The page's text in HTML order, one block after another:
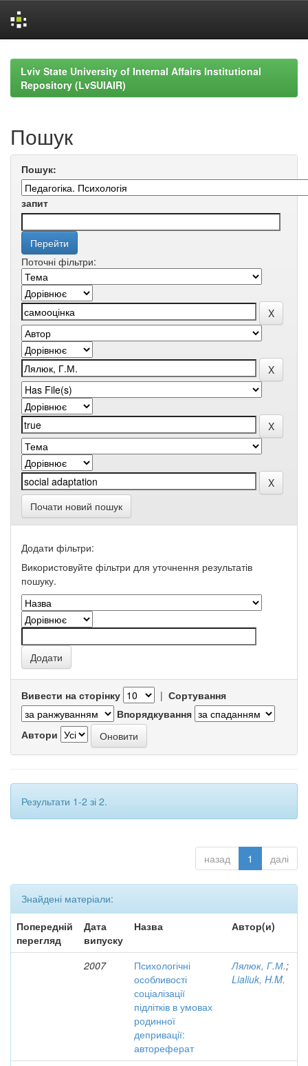
navigationLviv State University of Internal Affairs Institutional
Repository (LvSUIAIR)
Пошук
Пошук:
запит
Поточні фільтри:
Почати новий пошук
Додати фільтри:
Використовуйте фільтри для уточнення результатів
пошуку.
Вивести на сторінку | Сортування
Впорядкування
Автори
Результати 1-2 зі 2.
назад 1 далі
Знайдені матеріали:
Попередній
перегляд
Дата
випуску
Назва Автор(и)
2007
Психологічні
особливості
соціалізації
підлітків в умовах
родинної
депривації:
автореферат
Лялюк, Г.М.;
Lialiuk, H.M.